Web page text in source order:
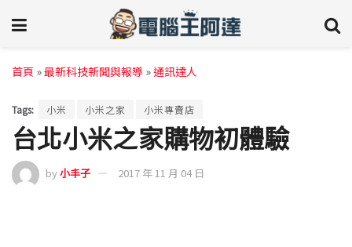
首頁 »最新科技新聞與報導 »通訊達人
Tags: 小米 小米之家 小米專賣店
台北小米之家購物初體驗
by小丰子 2017 年 11 月 04 日